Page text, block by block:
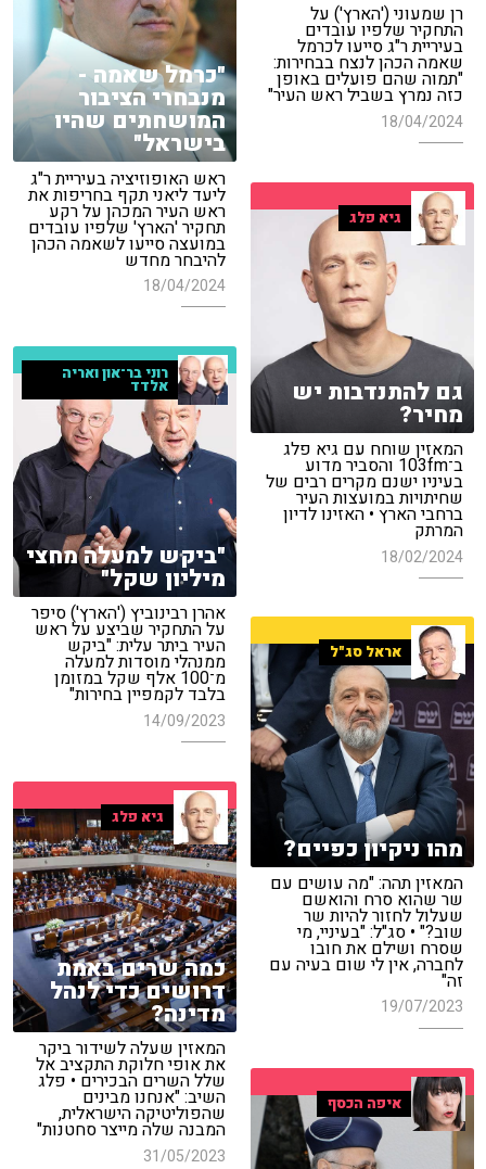
רן שמעוני ('הארץ') על
התחקיר שלפיו עובדים
בעיריית ר"ג סייעו לכרמל
שאמה הכהן לנצח בבחירות:
"תמוה שהם פועלים באופן
כזה נמרץ בשביל ראש העיר"
18/04/2024
"כרמל שאמה -
מנבחרי הציבור
המושחתים שהיו
בישראל"
ראש האופוזיציה בעיריית ר"ג
ליעד ליאני תקף בחריפות את
ראש העיר המכהן על רקע
תחקיר 'הארץ' שלפיו עובדים
במועצה סייעו לשאמה הכהן
להיבחר מחדש
18/04/2024
גיא פלג
גם להתנדבות יש
מחיר?
המאזין שוחח עם גיא פלג
ב־103fm והסביר מדוע
בעיניו ישנם מקרים רבים של
שחיתויות במועצות העיר
ברחבי הארץ • האזינו לדיון
המרתק
18/02/2024
רוני בר־און ואריה
אלדד
"ביקש למעלה מחצי
מיליון שקל"
אהרן רבינוביץ ('הארץ') סיפר
על התחקיר שביצע על ראש
העיר ביתר עלית: "ביקש
ממנהלי מוסדות למעלה
מ־100 אלף שקל במזומן
בלבד לקמפיין בחירות"
14/09/2023
אראל סג"ל
מהו ניקיון כפיים?
המאזין תהה: "מה עושים עם
שר שהוא סרח והואשם
שעלול לחזור להיות שר
שוב?" • סג"ל: "בעיניי, מי
שסרח ושילם את חובו
לחברה, אין לי שום בעיה עם
זה"
19/07/2023
גיא פלג
כמה שרים באמת
דרושים כדי לנהל
מדינה?
המאזין שעלה לשידור ביקר
את אופי חלוקת התקציב אל
שלל השרים הבכירים • פלג
השיב: "אנחנו מבינים
שהפוליטיקה הישראלית,
המבנה שלה מייצר סחטנות"
31/05/2023
איפה הכסף